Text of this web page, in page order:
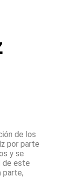
de los
por parte
y se
de este
parte,